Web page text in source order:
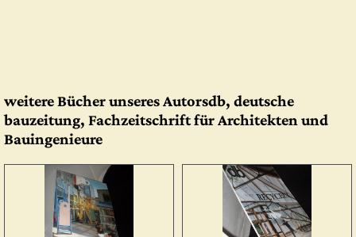
weitere Bücher unseres Autorsdb, deutsche
bauzeitung, Fachzeitschrift für Architekten und
Bauingenieure